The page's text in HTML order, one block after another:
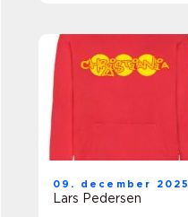
09. december 2025
Lars Pedersen